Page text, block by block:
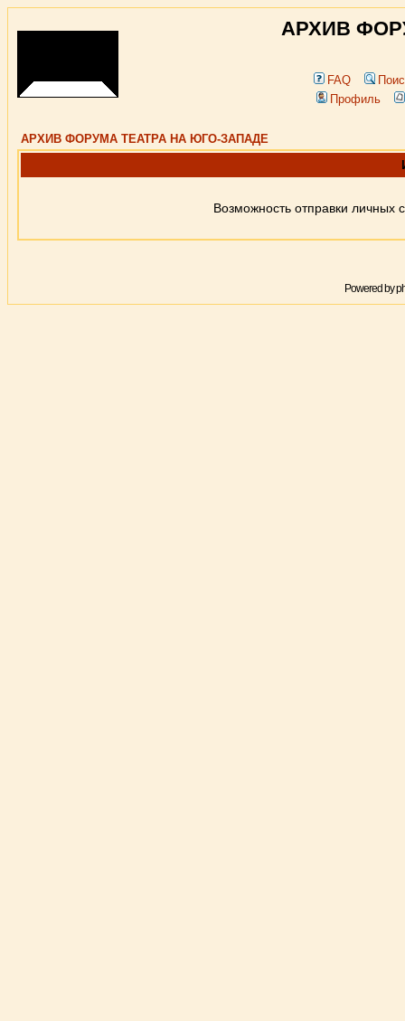
АРХИВ
FAQ
Профиль
АРХИВ ФОРУМА ТЕАТРА НА ЮГО-ЗАПАДЕ
Возможность отправки
Powered by